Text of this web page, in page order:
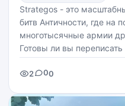
Strategos - это
битв Античности, где на
многотысячные армии
Готовы ли вы
сильнее: Рим, Карфаген
"бессмертные"
2 00